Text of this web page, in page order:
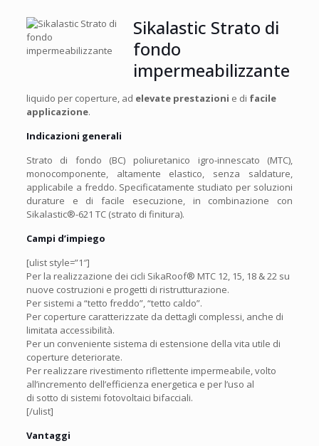
Sikalastic Strato di
fondo
impermeabilizzante
liquido per coperture, ad elevate prestazioni e di facile
applicazione.
Indicazioni generali
Strato di fondo (BC) poliuretanico igro-innescato (MTC),
monocomponente, altamente elastico, senza saldature,
applicabile a freddo. Specificatamente studiato per soluzioni
durature e di facile esecuzione, in combinazione con
Sikalastic®-621 TC (strato di finitura).
Campi d’impiego
[ulist style=”1″]
Per la realizzazione dei cicli SikaRoof® MTC 12, 15, 18 & 22 su
nuove costruzioni e progetti di ristrutturazione.
Per sistemi a “tetto freddo”, “tetto caldo”.
Per coperture caratterizzate da dettagli complessi, anche di
limitata accessibilità.
Per un conveniente sistema di estensione della vita utile di
coperture deteriorate.
Per realizzare rivestimento riflettente impermeabile, volto
all’incremento dell’efficienza energetica e per l’uso al
di sotto di sistemi fotovoltaici bifacciali.
[/ulist]
Vantaggi